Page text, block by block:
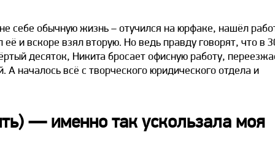
себе обычную жизнь – отучился на юрфаке, нашёл
и вскоре взял вторую. Но ведь правду говорят, что в
десяток, Никита бросает офисную работу,
А началось всё с творческого юридического отдела и
— именно так ускользала моя